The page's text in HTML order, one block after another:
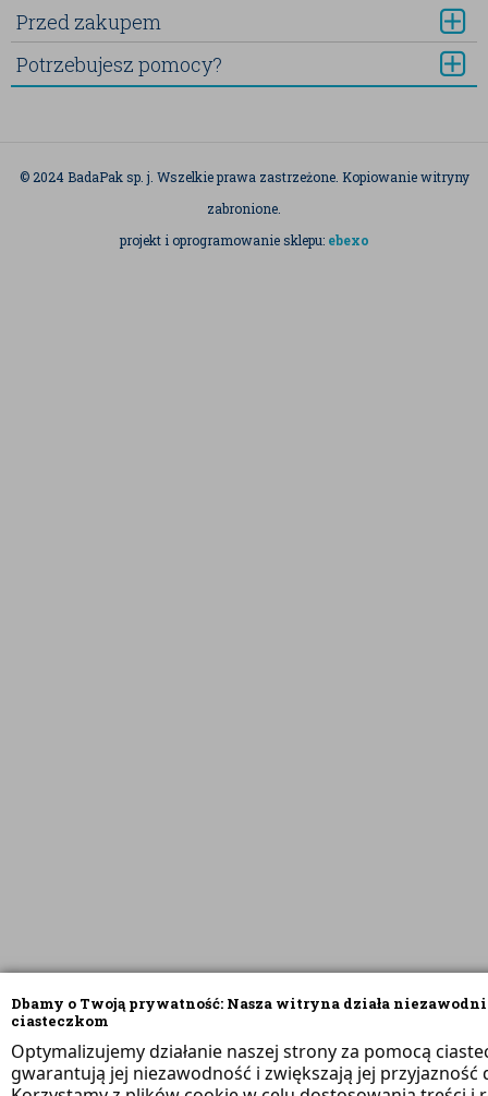
Dbamy o Twoją prywatność: Nasza witryna działa
ciasteczkom
Optymalizujemy działanie naszej strony za pomocą
gwarantują jej niezawodność i zwiększają jej przyjazność
Przed zakupem
Potrzebujesz pomocy?
© 2024 BadaPak sp. j. Wszelkie prawa zastrzeżone. Kopiowanie witryny
zabronione.
projekt i oprogramowanie sklepu: ebexo